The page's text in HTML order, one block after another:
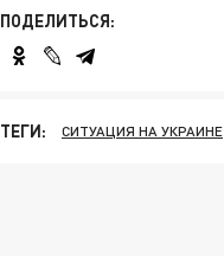
ПОДЕЛИТЬСЯ:
ТЕГИ: СИТУАЦИЯ НА УКРАИНЕ